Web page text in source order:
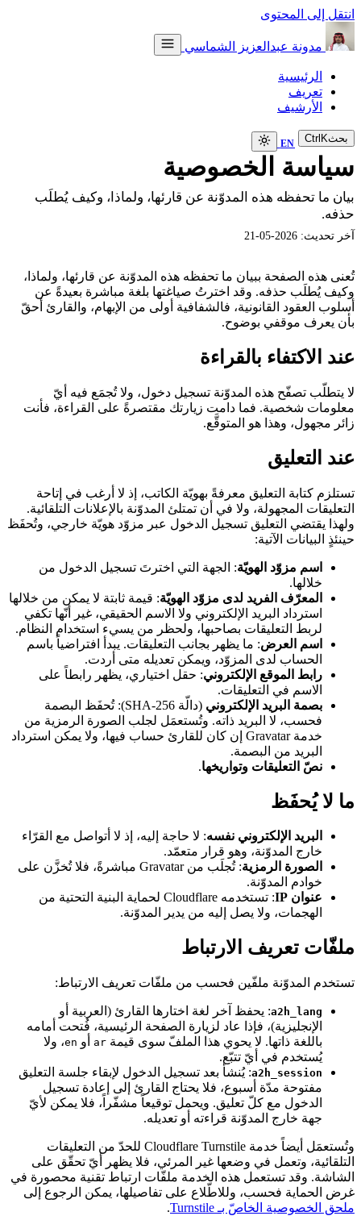
انتقل إلى المحتوى
مدونة عبدالعزيز الشماسي
الرئيسية
تعريف
الأرشيف
بحث Ctrl K
EN
سياسة الخصوصية
بيان ما تحفظه هذه المدوّنة عن قارئها، ولماذا، وكيف يُطلَب
حذفه.
آخر تحديث: 2026-05-21
تُعنى هذه الصفحة ببيان ما تحفظه هذه المدوّنة عن قارئها، ولماذا،
وكيف يُطلَب حذفه. وقد اخترتُ صياغتها بلغة مباشرة بعيدةً عن
أسلوب العقود القانونية، فالشفافية أولى من الإبهام، والقارئ أحقّ
بأن يعرف موقفي بوضوح.
عند الاكتفاء بالقراءة
لا يتطلّب تصفّح هذه المدوّنة تسجيل دخول، ولا تُجمَع فيه أيّ
معلومات شخصية. فما دامت زيارتك مقتصرةً على القراءة، فأنت
زائر مجهول، وهذا هو المتوقَّع.
عند التعليق
تستلزم كتابة التعليق معرفةً بهويّة الكاتب، إذ لا أرغب في إتاحة
التعليقات المجهولة، ولا في أن تمتلئ المدوّنة بالإعلانات التلقائية.
ولهذا يقتضي التعليق تسجيل الدخول عبر مزوّد هويّة خارجي، وتُحفَظ
حينئذٍ البيانات الآتية:
اسم مزوّد الهويّة: الجهة التي اخترتَ تسجيل الدخول من
خلالها.
المعرّف الفريد لدى مزوّد الهويّة: قيمة ثابتة لا يمكن من خلالها
استرداد البريد الإلكتروني ولا الاسم الحقيقي، غير أنّها تكفي
لربط التعليقات بصاحبها، ولحظر من يسيء استخدام النظام.
اسم العرض: ما يظهر بجانب التعليقات. يبدأ افتراضياً باسم
الحساب لدى المزوّد، ويمكن تعديله متى أردت.
رابط الموقع الإلكتروني: حقل اختياري، يظهر رابطاً على
الاسم في التعليقات.
بصمة البريد الإلكتروني
(دالّة SHA-256): تُحفَظ البصمة
فحسب، لا البريد ذاته. وتُستعمَل لجلب الصورة الرمزية من
خدمة Gravatar إن كان للقارئ حساب فيها، ولا يمكن استرداد
البريد من البصمة.
نصّ التعليقات وتواريخها.
ما لا يُحفَظ
البريد الإلكتروني نفسه: لا حاجة إليه، إذ لا أتواصل مع القرّاء
خارج المدوّنة، وهو قرار متعمّد.
الصورة الرمزية
: تُجلَب من Gravatar مباشرةً، فلا تُخزَّن على
خوادم المدوّنة.
عنوان IP
: تستخدمه Cloudflare لحماية البنية التحتية من
الهجمات، ولا يصل إليه من يدير المدوّنة.
ملفّات تعريف الارتباط
تستخدم المدوّنة ملفّين فحسب من ملفّات تعريف الارتباط:
a2h_lang: يحفظ آخر لغة اختارها القارئ (العربية أو
الإنجليزية)، فإذا عاد لزيارة الصفحة الرئيسية، فُتحت أمامه
باللغة ذاتها. لا يحوي هذا الملفّ سوى قيمة ar أو en، ولا
يُستخدم في أيّ تتبّع.
a2h_session: يُنشأ بعد تسجيل الدخول لإبقاء جلسة التعليق
مفتوحة مدّة أسبوع، فلا يحتاج القارئ إلى إعادة تسجيل
الدخول مع كلّ تعليق. ويحمل توقيعاً مشفّراً، فلا يمكن لأيّ
جهة خارج المدوّنة قراءته أو تعديله.
وتُستعمَل أيضاً خدمة Cloudflare Turnstile للحدّ من التعليقات
التلقائية، وتعمل في وضعها غير المرئي، فلا يظهر أيّ تحقّق على
الشاشة. وقد تستعمل هذه الخدمة ملفّات ارتباط تقنية محصورة في
غرض الحماية فحسب، وللاطّلاع على تفاصيلها، يمكن الرجوع إلى
ملحق الخصوصية الخاصّ بـ Turnstile
.